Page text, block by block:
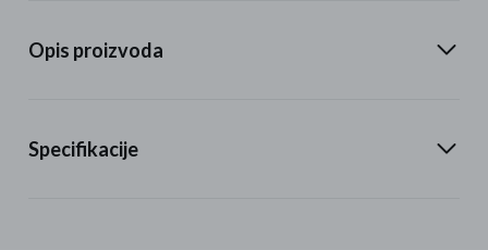
Opis proizvoda
Specifikacije